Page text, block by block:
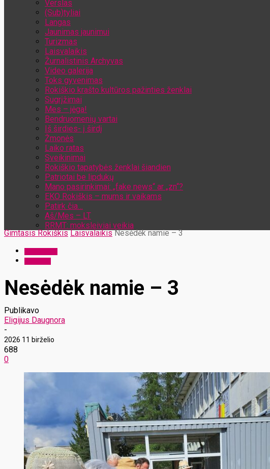
Verslas
(Sub)tyliai
Langas
Jaunimas jaunimui
Turizmas
Laisvalaikis
Žurnalistinis Archyvas
Video galerija
Toks gyvenimas
Rokiškio krašto kultūros pažinties ženklai
Sugrįžimai
Mes – jėga!
Bendruomenių vartai
Iš širdies- į širdį
Žmonės
Laiko ratas
Sveikinimai
Rokiškio tapatybės ženklai šiandien
Patriotai be lipdukų
Mano pasirinkimai: „fake news“ ar „zn“?
EKO Rokiškis – mums ir vaikams
Patirk čia…
Aš/Mes – LT
RRMT: moksleiviai veikia
Gimtasis Rokiškis Laisvalaikis Nesėdėk namie – 3
Nesėdėk namie – 3
Publikavo
Eligijus Daugnora
-
2026 11 birželio
688
0